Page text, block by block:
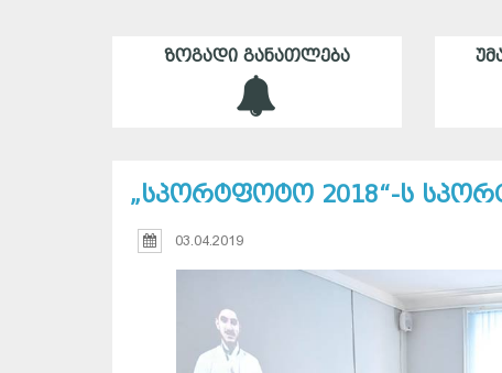
ᲖᲝᲒᲐᲓᲘ ᲒᲐᲜᲐᲗᲚᲔᲑᲐ
„სპორტფოტო 2018“-ს
03.04.2019